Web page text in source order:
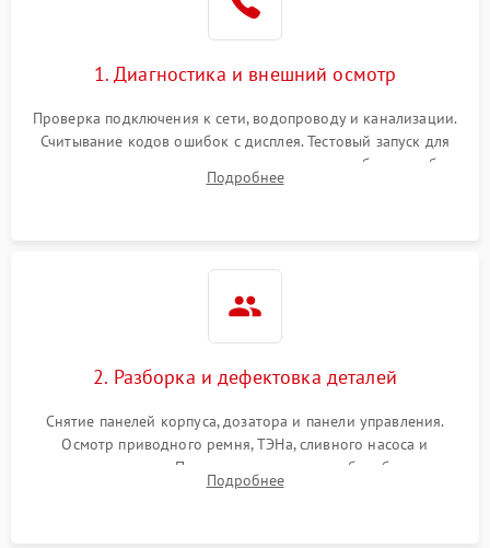
1. Диагностика и внешний осмотр
Проверка подключения к сети, водопроводу и канализации.
Считывание кодов ошибок с дисплея. Тестовый запуск для
выявления посторонних шумов, протечек или сбоев в работе
электронного модуля управления.
Подробнее
2. Разборка и дефектовка деталей
Снятие панелей корпуса, дозатора и панели управления.
Осмотр приводного ремня, ТЭНа, сливного насоса и
амортизаторов. Проверка подшипников барабана и
крестовины на износ, а манжеты люка на разрывы.
Подробнее